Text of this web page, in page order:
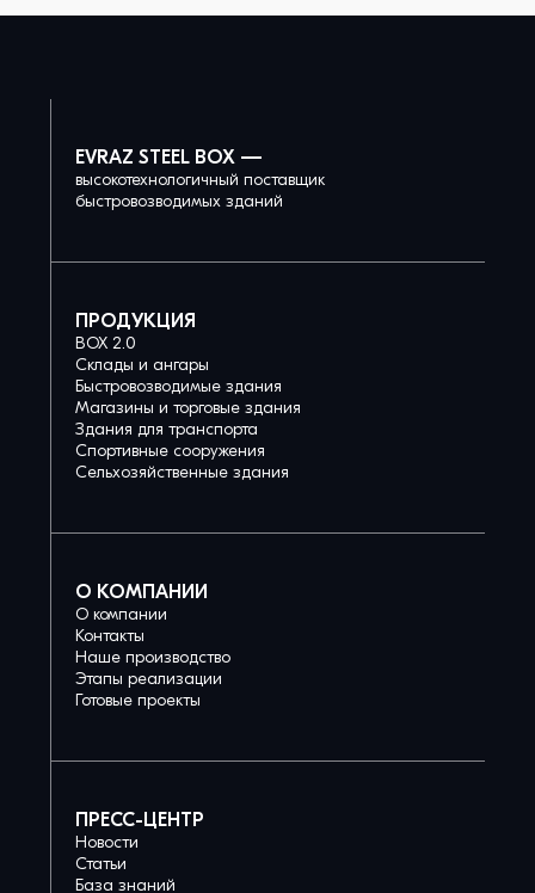
EVRAZ STEEL BOX —
высокотехнологичный поставщик
быстровозводимых зданий
ПРОДУКЦИЯ
BOX 2.0
Склады и ангары
Быстровозводимые здания
Магазины и торговые здания
Здания для транспорта
Спортивные сооружения
Сельхозяйственные здания
О КОМПАНИИ
О компании
Контакты
Наше производство
Этапы реализации
Готовые проекты
ПРЕСС-ЦЕНТР
Новости
Статьи
База знаний